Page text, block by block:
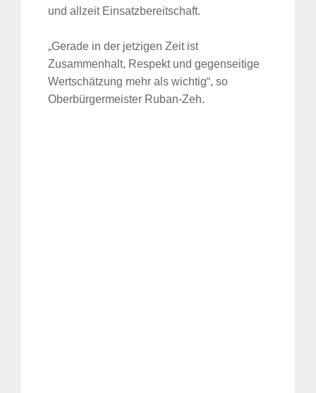
und allzeit Einsatzbereitschaft.
„Gerade in der jetzigen Zeit ist
Zusammenhalt, Respekt und gegenseitige
Wertschätzung mehr als wichtig“, so
Oberbürgermeister Ruban-Zeh.